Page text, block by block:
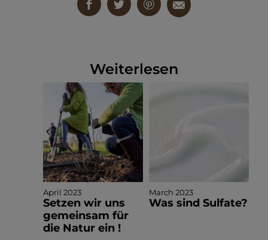
Weiterlesen
April 2023
Setzen wir uns
gemeinsam für
die Natur ein !
March 2023
Was sind Sulfate?